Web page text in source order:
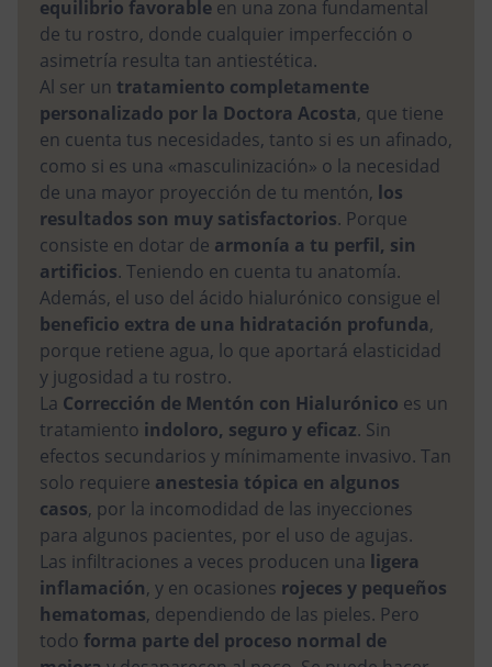
equilibrio favorable en una zona fundamental
de tu rostro, donde cualquier imperfección o
asimetría resulta tan antiestética.
Al ser un tratamiento completamente
personalizado por la Doctora Acosta, que tiene
en cuenta tus necesidades, tanto si es un afinado,
como si es una «masculinización» o la necesidad
de una mayor proyección de tu mentón, los
resultados son muy satisfactorios. Porque
consiste en dotar de armonía a tu perfil, sin
artificios. Teniendo en cuenta tu anatomía.
Además, el uso del ácido hialurónico consigue el
beneficio extra de una hidratación profunda,
porque retiene agua, lo que aportará elasticidad
y jugosidad a tu rostro.
La Corrección de Mentón con Hialurónico es un
tratamiento indoloro, seguro y eficaz. Sin
efectos secundarios y mínimamente invasivo. Tan
solo requiere anestesia tópica en algunos
casos, por la incomodidad de las inyecciones
para algunos pacientes, por el uso de agujas.
Las infiltraciones a veces producen una ligera
inflamación, y en ocasiones rojeces y pequeños
hematomas, dependiendo de las pieles. Pero
todo forma parte del proceso normal de